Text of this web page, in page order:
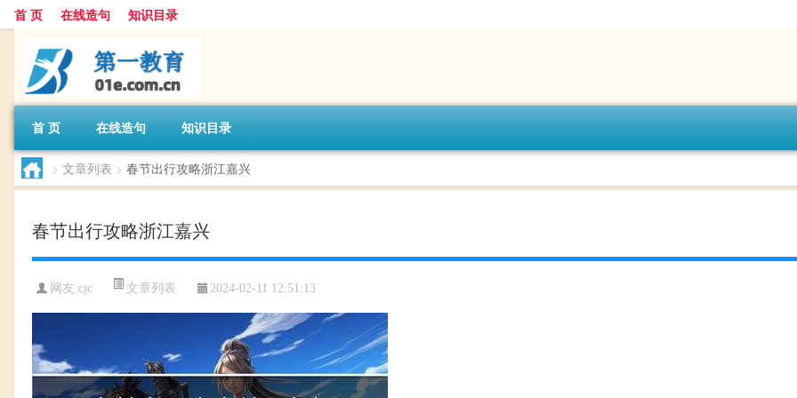
首 页 在线造句 知识目录
首 页 在线造句 知识目录
> 文章列表 > 春节出行攻略浙江嘉兴
春节出行攻略浙江嘉兴
网友:cjc 文章列表 2024-02-11 12:51:13